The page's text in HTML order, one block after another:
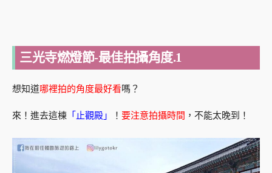
三光寺燃燈節-最佳拍攝角度.1
想知道哪裡拍的角度最好看嗎？
來！進去這棟 「止觀殿」 ！ 要注意拍攝時間 ，不能太晚到！